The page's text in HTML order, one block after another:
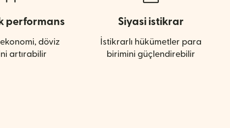
performans
döviz
artırabilir
Siyasi istikrar
İstikrarlı hükümetler para
birimini güçlendirebilir